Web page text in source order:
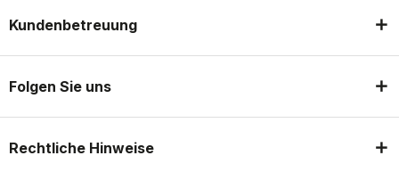
Kundenbetreuung
Folgen Sie uns
Rechtliche Hinweise